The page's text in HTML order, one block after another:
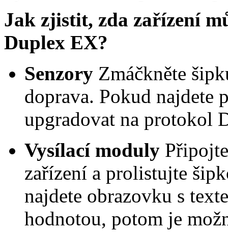
Jak zjistit, zda zařízení
Duplex EX?
Senzory Zmáčkněte
doprava. Pokud najdete
upgradovat na protokol
Vysílací moduly
zařízení a prolistujte
najdete obrazovku s
hodnotou, potom je